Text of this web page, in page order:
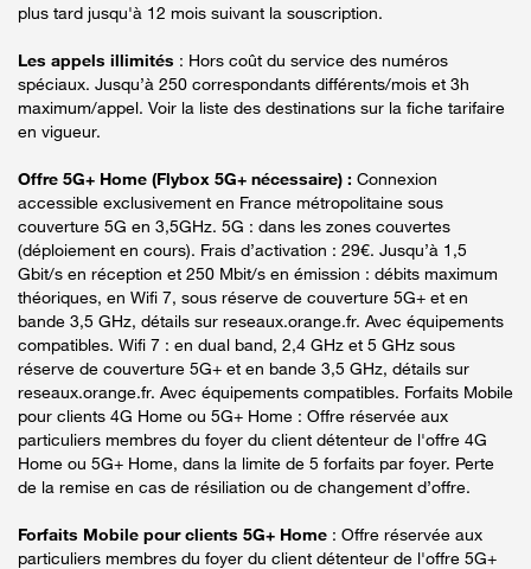
plus tard jusqu'à 12 mois suivant la souscription.
Les appels illimités : Hors coût du service des numéros
spéciaux. Jusqu’à 250 correspondants différents/mois et 3h
maximum/appel. Voir la liste des destinations sur la fiche tarifaire
en vigueur.
Offre 5G+ Home (Flybox 5G+ nécessaire) : Connexion
accessible exclusivement en France métropolitaine sous
couverture 5G en 3,5GHz. 5G : dans les zones couvertes
(déploiement en cours). Frais d’activation : 29€. Jusqu’à 1,5
Gbit/s en réception et 250 Mbit/s en émission : débits maximum
théoriques, en Wifi 7, sous réserve de couverture 5G+ et en
bande 3,5 GHz, détails sur reseaux.orange.fr. Avec équipements
compatibles. Wifi 7 : en dual band, 2,4 GHz et 5 GHz sous
réserve de couverture 5G+ et en bande 3,5 GHz, détails sur
reseaux.orange.fr. Avec équipements compatibles. Forfaits Mobile
pour clients 4G Home ou 5G+ Home : Offre réservée aux
particuliers membres du foyer du client détenteur de l'offre 4G
Home ou 5G+ Home, dans la limite de 5 forfaits par foyer. Perte
de la remise en cas de résiliation ou de changement d’offre.
Forfaits Mobile pour clients 5G+ Home : Offre réservée aux
particuliers membres du foyer du client détenteur de l'offre 5G+